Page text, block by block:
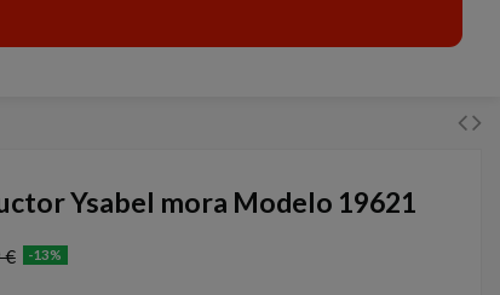
Ysabel mora Modelo 19621
€ -13%